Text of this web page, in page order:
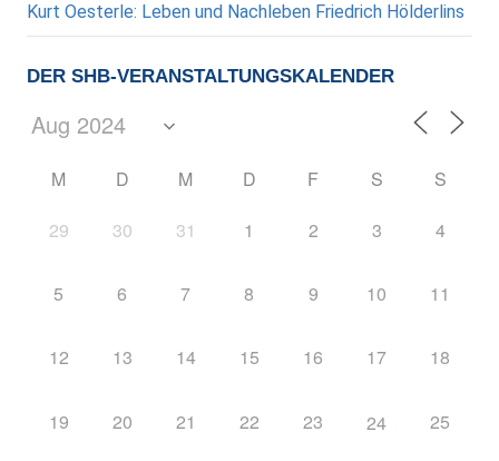
Kurt Oesterle: Leben und Nachleben Friedrich Hölderlins
DER SHB-VERANSTALTUNGSKALENDER
M D M D F S S
29 30 31 1 2 3 4
5 6 7 8 9 10 11
12 13 14 15 16 17 18
19 20 21 22 23 24 25